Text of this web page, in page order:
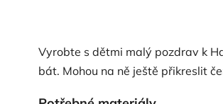
Vyrobte s dětmi malý pozdrav k
bát. Mohou na ně ještě přikreslit